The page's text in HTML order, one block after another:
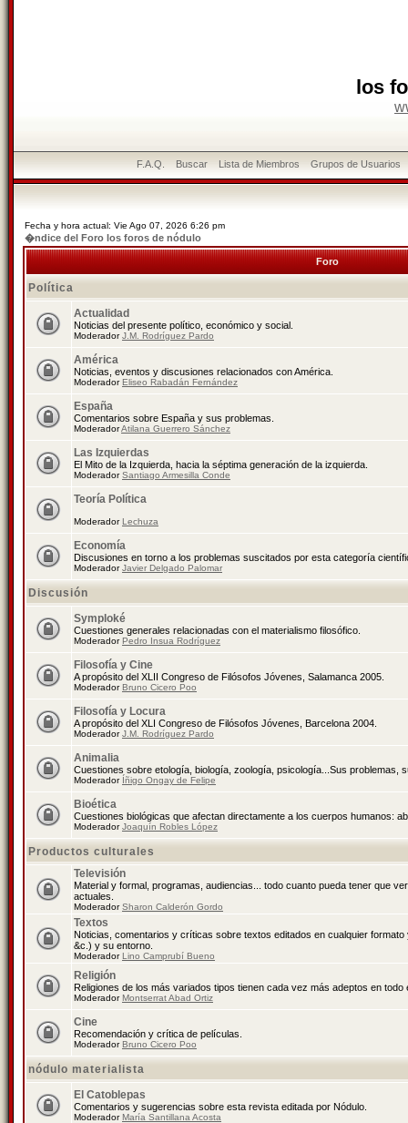
los
F.A.Q. Buscar Lista de Miembros Grupos de Usuarios
Fecha y hora actual: Vie Ago 07, 2026 6:26 pm
�ndice del Foro los foros de nódulo
Foro
Política
Actualidad
Noticias del presente político, económico y social.
ModeradorJ.M. Rodríguez Pardo
América
Noticias, eventos y discusiones relacionados con América.
ModeradorEliseo Rabadán Fernández
España
Comentarios sobre España y sus problemas.
ModeradorAtilana Guerrero Sánchez
Las Izquierdas
El Mito de la Izquierda, hacia la séptima generación de la izquierda.
ModeradorSantiago Armesilla Conde
Teoría Política
ModeradorLechuza
Economía
Discusiones en torno a los problemas suscitados por esta categoría
ModeradorJavier Delgado Palomar
Discusión
Symploké
Cuestiones generales relacionadas con el materialismo filosófico.
ModeradorPedro Insua Rodríguez
Filosofía y Cine
A propósito del XLII Congreso de Filósofos Jóvenes, Salamanca 2005.
ModeradorBruno Cicero Poo
Filosofía y Locura
A propósito del XLI Congreso de Filósofos Jóvenes, Barcelona 2004.
ModeradorJ.M. Rodríguez Pardo
Animalia
Cuestiones sobre etología, biología, zoología, psicología...Sus problemas,
Moderador Íñigo Ongay de Felipe
Bioética
Cuestiones biológicas que afectan directamente a los cuerpos humanos:
ModeradorJoaquín Robles López
Productos culturales
Televisión
Material y formal, programas, audiencias... todo cuanto pueda tener que
actuales.
ModeradorSharon Calderón Gordo
Textos
Noticias, comentarios y críticas sobre textos editados en cualquier
&c.) y su entorno.
ModeradorLino Camprubí Bueno
Religión
Religiones de los más variados tipos tienen cada vez más adeptos en todo
ModeradorMontserrat Abad Ortiz
Cine
Recomendación y crítica de películas.
ModeradorBruno Cicero Poo
nódulo materialista
El Catoblepas
Comentarios y sugerencias sobre esta revista editada por Nódulo.
ModeradorMaría Santillana Acosta